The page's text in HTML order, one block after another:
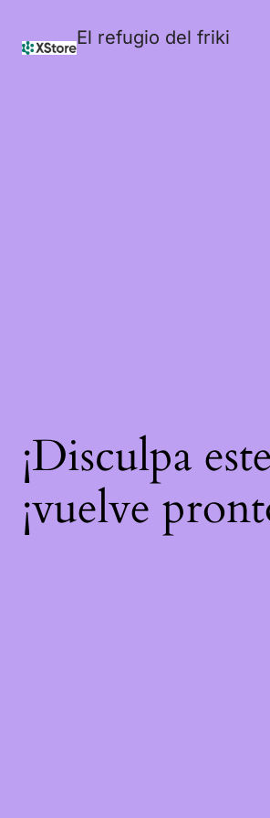
El refugio del friki
¡Disculpa
¡vuelve